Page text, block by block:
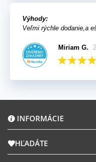
Výhody:
Veľmi rýchle dodanie,a
Miriam G.
INFORMÁCIE
HĽADÁTE